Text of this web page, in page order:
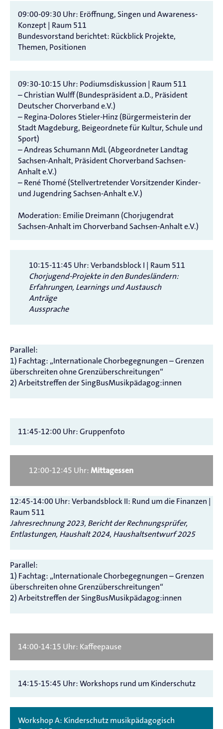
09:00-09:30 Uhr: Eröffnung, Singen und Awareness-
Konzept | Raum 511
Bundesvorstand berichtet: Rückblick Projekte,
Themen, Positionen
09:30-10:15 Uhr: Podiumsdiskussion | Raum 511
– Christian Wulff (Bundespräsident a.D., Präsident
Deutscher Chorverband e.V.)
– Regina-Dolores Stieler-Hinz (Bürgermeisterin der
Stadt Magdeburg, Beigeordnete für Kultur, Schule und
Sport)
– Andreas Schumann MdL (Abgeordneter Landtag
Sachsen-Anhalt, Präsident Chorverband Sachsen-
Anhalt e.V.)
– René Thomé (Stellvertretender Vorsitzender Kinder-
und Jugendring Sachsen-Anhalt e.V.)
Moderation: Emilie Dreimann (Chorjugendrat
Sachsen-Anhalt im Chorverband Sachsen-Anhalt e.V.)
10:15-11:45 Uhr: Verbandsblock I | Raum 511
Chorjugend-Projekte in den Bundesländern:
Erfahrungen, Learnings und Austausch
Anträge
Aussprache
Parallel:
1) Fachtag: „Internationale Chorbegegnungen – Grenzen
überschreiten ohne Grenzüberschreitungen“
2) Arbeitstreffen der SingBusMusikpädagog:innen
11:45-12:00 Uhr: Gruppenfoto
12:00-12:45 Uhr: Mittagessen
12:45-14:00 Uhr: Verbandsblock II: Rund um die Finanzen |
Raum 511
Jahresrechnung 2023, Bericht der Rechnungsprüfer,
Entlastungen, Haushalt 2024, Haushaltsentwurf 2025
Parallel:
1) Fachtag: „Internationale Chorbegegnungen – Grenzen
überschreiten ohne Grenzüberschreitungen“
2) Arbeitstreffen der SingBusMusikpädagog:innen
14:00-14:15 Uhr: Kaffeepause
14:15-15:45 Uhr: Workshops rund um Kinderschutz
Workshop A: Kinderschutz musikpädagogisch